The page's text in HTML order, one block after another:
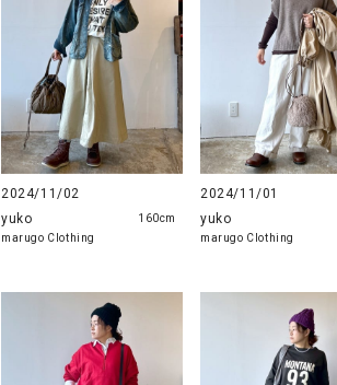
2024/11/02
yuko
marugo Clothing
160cm
2024/11/01
yuko
marugo Clothing